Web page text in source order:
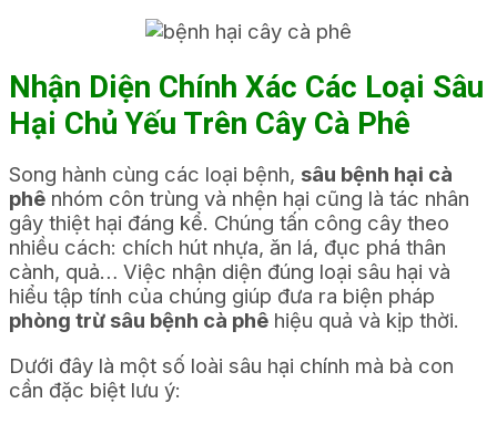
Nhận Diện Chính Xác Các Loại Sâu
Hại Chủ Yếu Trên Cây Cà Phê
Song hành cùng các loại bệnh, sâu bệnh hại cà
phê nhóm côn trùng và nhện hại cũng là tác nhân
gây thiệt hại đáng kể. Chúng tấn công cây theo
nhiều cách: chích hút nhựa, ăn lá, đục phá thân
cành, quả… Việc nhận diện đúng loại sâu hại và
hiểu tập tính của chúng giúp đưa ra biện pháp
phòng trừ sâu bệnh cà phê hiệu quả và kịp thời.
Dưới đây là một số loài sâu hại chính mà bà con
cần đặc biệt lưu ý: